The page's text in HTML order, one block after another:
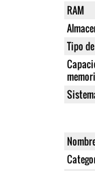
RAM
Tipo